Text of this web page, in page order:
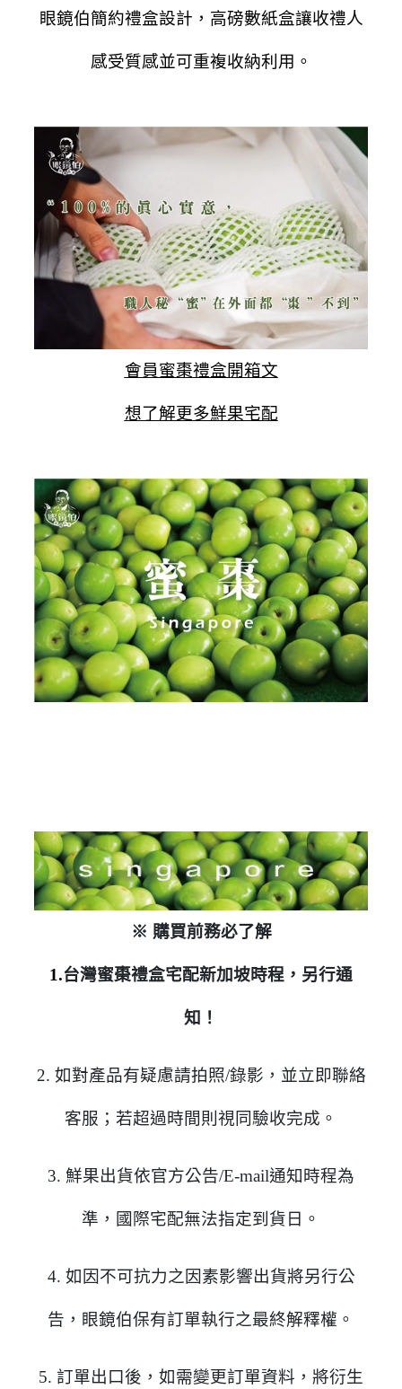
眼鏡伯簡約禮盒設計，高磅數紙盒讓收禮人
感受質感並可重複收納利用。
會員蜜棗禮盒開箱文
想了解更多鮮果宅配
※ 購買前務必了解
1.台灣蜜棗禮盒宅配新加坡時程，另行通
知！
2. 如對產品有疑慮請拍照/錄影，並立即聯絡
客服；若超過時間則視同驗收完成。
3. 鮮果出貨依官方公告/E-mail通知時程為
準，國際宅配無法指定到貨日。
4. 如因不可抗力之因素影響出貨將另行公
告，眼鏡伯保有訂單執行之最終解釋權。
5. 訂單出口後，如需變更訂單資料，將衍生